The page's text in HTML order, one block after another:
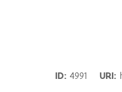
ID
4991 URI